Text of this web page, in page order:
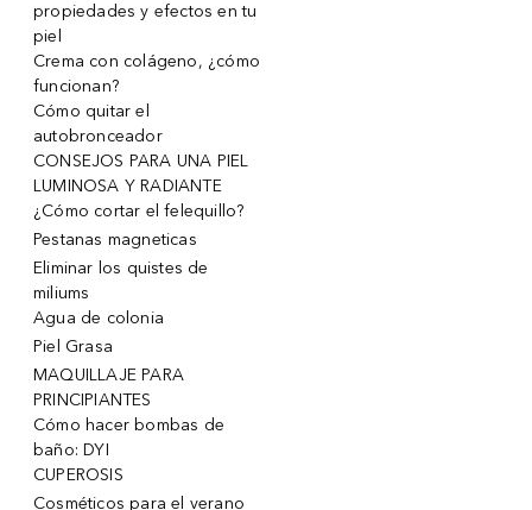
propiedades y efectos en tu
piel
Crema con colágeno, ¿cómo
funcionan?
Cómo quitar el
autobronceador
CONSEJOS PARA UNA PIEL
LUMINOSA Y RADIANTE
¿Cómo cortar el felequillo?
Pestanas magneticas
Eliminar los quistes de
miliums
Agua de colonia
Piel Grasa
MAQUILLAJE PARA
PRINCIPIANTES
Cómo hacer bombas de
baño: DYI
CUPEROSIS
Cosméticos para el verano